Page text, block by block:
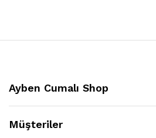
Ayben Cumalı Shop
Müşteriler